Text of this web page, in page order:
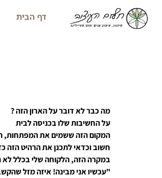
דף הבית
מה כבר לא דובר על הארון הזה ?
על החשיבות שלו בכניסה לבית
המקום הזה ששמים את המפתחות,
חשוב וכדאי לתכנן את הרהיט הזה
במקרה הזה, הלקוחה שלי בכלל לא
"עכשיו אני מבינה! איזה מזל